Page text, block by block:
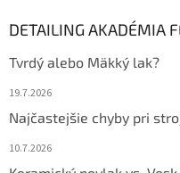
DETAILING AKADÉMIA
Tvrdý alebo Mäkký lak?
19.7.2026
Najčastejšie chyby pri
10.7.2026